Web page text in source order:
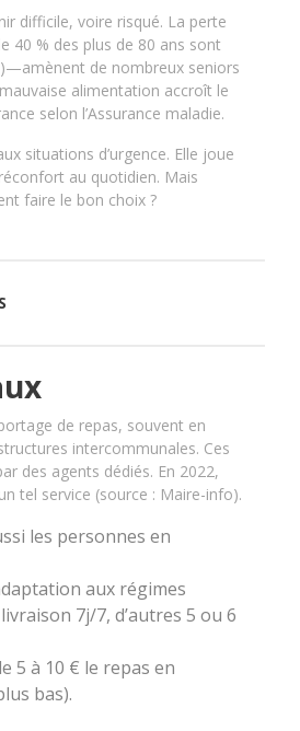
difficile, voire risqué. La perte
40 % des plus de 80 ans sont
de nombreux seniors
alimentation accroît le
selon l’Assurance maladie.
situations d’urgence. Elle joue
au quotidien. Mais
faire le bon choix ?
de repas, souvent en
intercommunales. Ces
des agents dédiés. En 2022,
tel service (source : Maire-info).
les personnes en
aux régimes
7j/7, d’autres 5 ou 6
5 à 10 € le repas en
bas).